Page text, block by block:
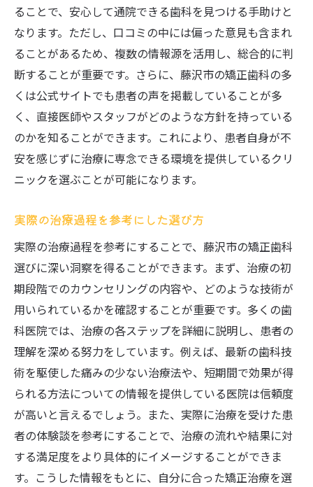
ることで、安心して通院できる歯科を見つける手助けと
なります。ただし、口コミの中には偏った意見も含まれ
ることがあるため、複数の情報源を活用し、総合的に判
断することが重要です。さらに、藤沢市の矯正歯科の多
くは公式サイトでも患者の声を掲載していることが多
く、直接医師やスタッフがどのような方針を持っている
のかを知ることができます。これにより、患者自身が不
安を感じずに治療に専念できる環境を提供しているクリ
ニックを選ぶことが可能になります。
実際の治療過程を参考にした選び方
実際の治療過程を参考にすることで、藤沢市の矯正歯科
選びに深い洞察を得ることができます。まず、治療の初
期段階でのカウンセリングの内容や、どのような技術が
用いられているかを確認することが重要です。多くの歯
科医院では、治療の各ステップを詳細に説明し、患者の
理解を深める努力をしています。例えば、最新の歯科技
術を駆使した痛みの少ない治療法や、短期間で効果が得
られる方法についての情報を提供している医院は信頼度
が高いと言えるでしょう。また、実際に治療を受けた患
者の体験談を参考にすることで、治療の流れや結果に対
する満足度をより具体的にイメージすることができま
す。こうした情報をもとに、自分に合った矯正治療を選